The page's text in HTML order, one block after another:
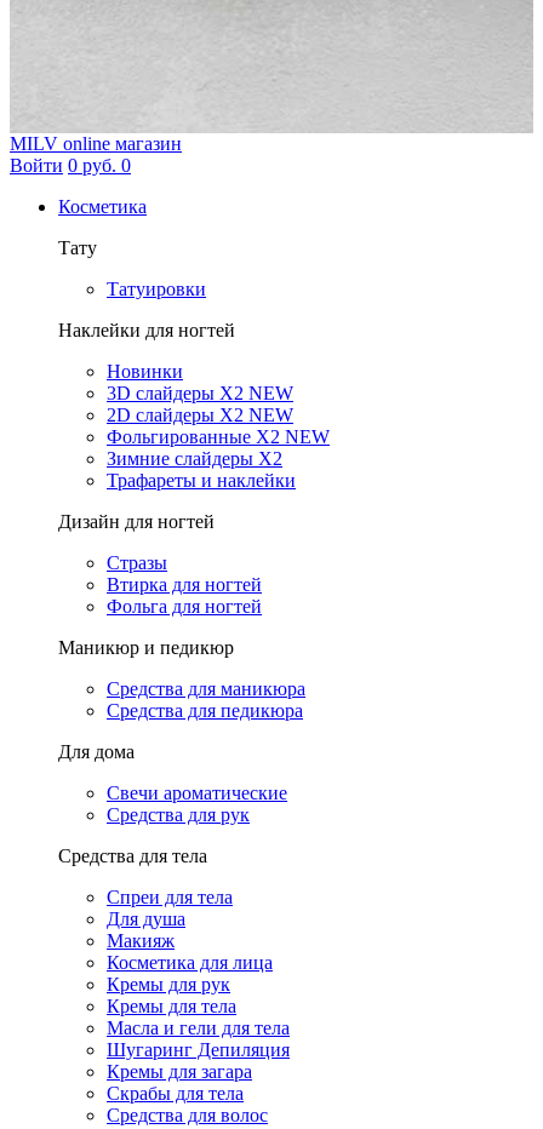
MILV online магазин
Войти 0 руб. 0
Косметика
Тату
Татуировки
Наклейки для ногтей
Новинки
3D слайдеры X2 NEW
2D слайдеры X2 NEW
Фольгированные X2 NEW
Зимние слайдеры Х2
Трафареты и наклейки
Дизайн для ногтей
Стразы
Втирка для ногтей
Фольга для ногтей
Маникюр и педикюр
Средства для маникюра
Средства для педикюра
Для дома
Свечи ароматические
Средства для рук
Средства для тела
Спреи для тела
Для душа
Макияж
Косметика для лица
Кремы для рук
Кремы для тела
Масла и гели для тела
Шугаринг Депиляция
Кремы для загара
Скрабы для тела
Средства для волос